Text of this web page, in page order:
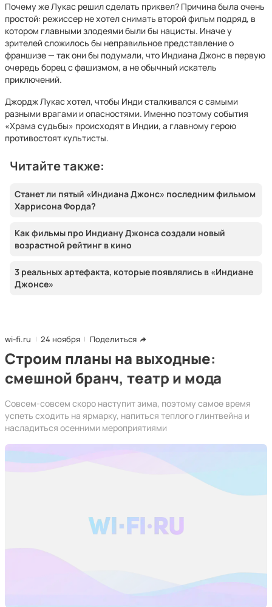
Почему же Лукас решил сделать приквел? Причина была очень
простой: режиссер не хотел снимать второй фильм подряд, в
котором главными злодеями были бы нацисты. Иначе у
зрителей сложилось бы неправильное представление о
франшизе — так они бы подумали, что Индиана Джонс в первую
очередь борец с фашизмом, а не обычный искатель
приключений.
Джордж Лукас хотел, чтобы Инди сталкивался с самыми
разными врагами и опасностями. Именно поэтому события
«Храма судьбы» происходят в Индии, а главному герою
противостоят культисты.
Читайте также:
Станет ли пятый «Индиана Джонс» последним фильмом
Харрисона Форда?
Как фильмы про Индиану Джонса создали новый
возрастной рейтинг в кино
3 реальных артефакта, которые появлялись в «Индиане
Джонсе»
wi-fi.ru 24 ноября Поделиться
Строим планы на выходные:
смешной бранч, театр и мода
Совсем-совсем скоро наступит зима, поэтому самое время
успеть сходить на ярмарку, напиться теплого глинтвейна и
насладиться осенними мероприятиями